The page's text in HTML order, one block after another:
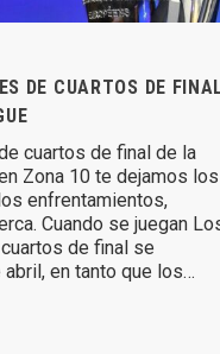
DE CUARTOS DE
cuartos de final de la
Zona 10 te dejamos los
enfrentamientos,
Cuando se juegan
de final se
en tanto que los…